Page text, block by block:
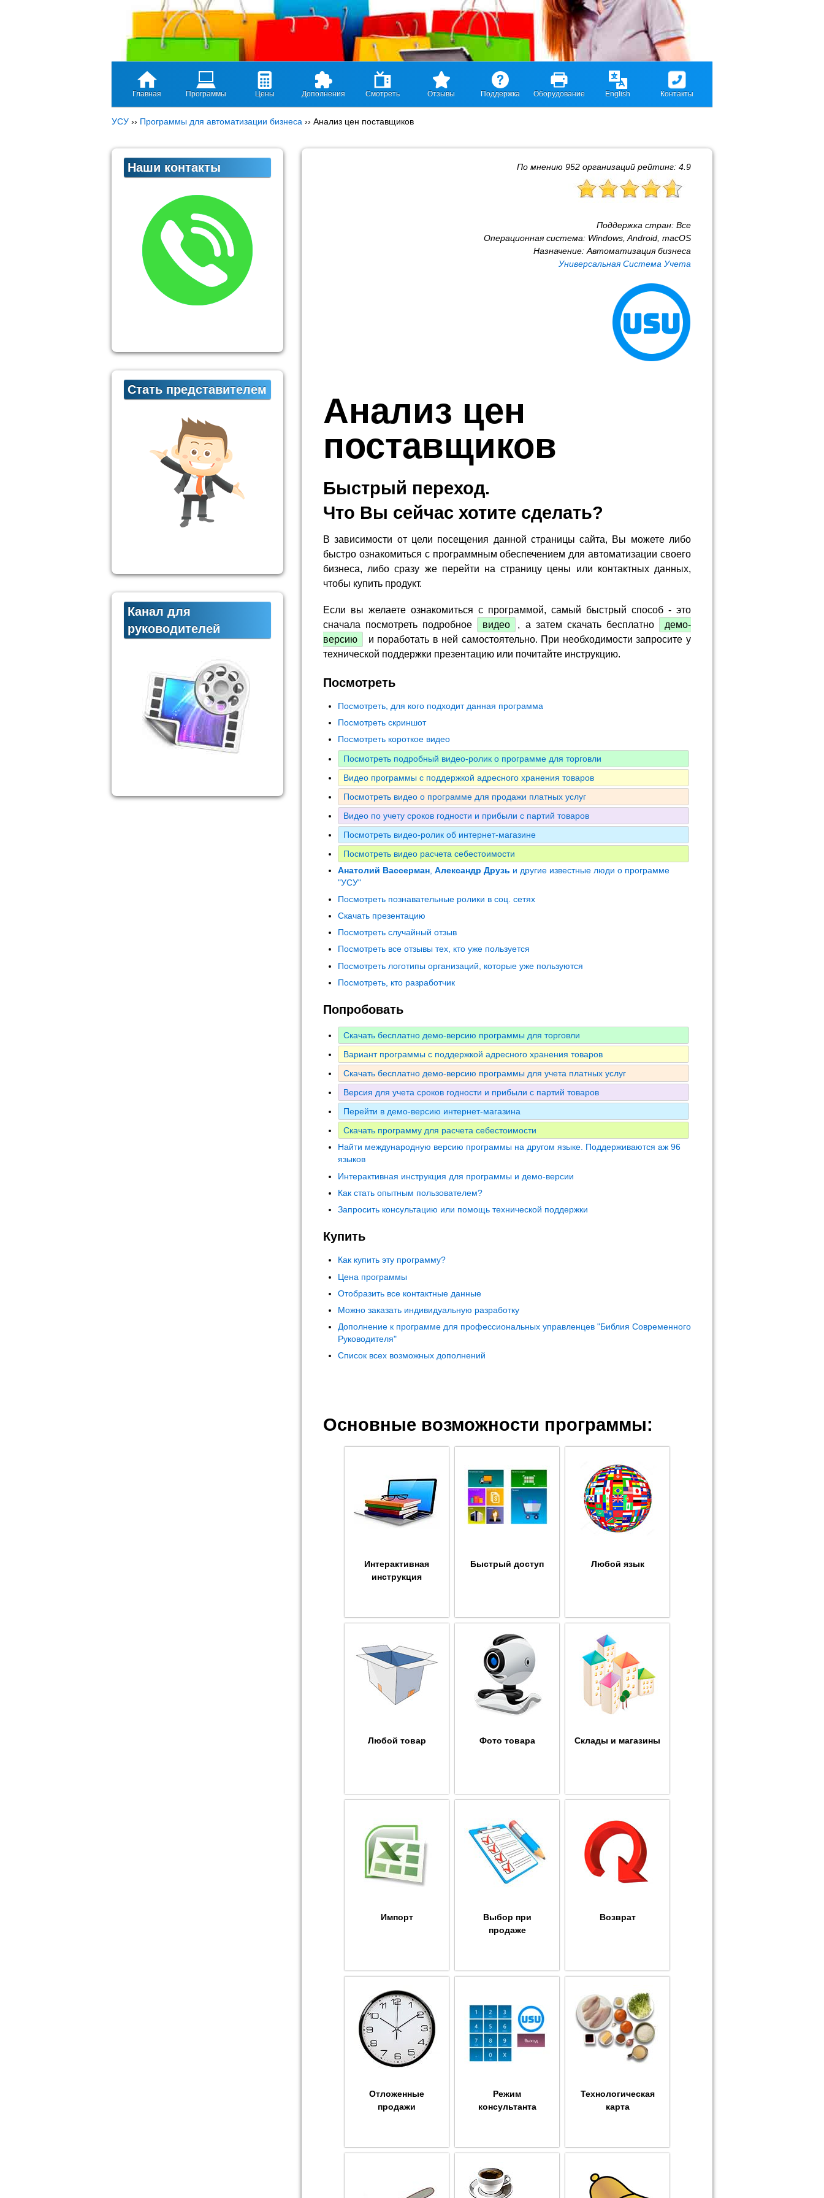
Главная Программы Цены Дополнения Смотреть Отзывы Поддержка Оборудование English Контакты
УСУ ›› Программы для автоматизации бизнеса ›› Анализ цен поставщиков
По мнению 952 организаций рейтинг: 4.9
Поддержка стран: Все
Операционная система: Windows, Android, macOS
Назначение: Автоматизация бизнеса
Универсальная Система Учета
Анализ цен
поставщиков
Быстрый переход.
Что Вы сейчас хотите сделать?
В зависимости от цели посещения данной страницы сайта, Вы можете либо
быстро ознакомиться с программным обеспечением для автоматизации своего
бизнеса, либо сразу же перейти на страницу цены или контактных данных,
чтобы купить продукт.
Если вы желаете ознакомиться с программой, самый быстрый способ - это
сначала посмотреть подробное
видео , а затем скачать бесплатно
демо-
версию
и поработать в ней самостоятельно. При необходимости запросите у
технической поддержки презентацию или почитайте инструкцию.
Посмотреть
Посмотреть, для кого подходит данная программа
Посмотреть скриншот
Посмотреть короткое видео
Посмотреть подробный видео-ролик о программе для торговли
Видео программы с поддержкой адресного хранения товаров
Посмотреть видео о программе для продажи платных услуг
Видео по учету сроков годности и прибыли с партий товаров
Посмотреть видео-ролик об интернет-магазине
Посмотреть видео расчета себестоимости
Анатолий Вассерман Александр Друзь и другие известные люди о программе
"УСУ"
Посмотреть познавательные ролики в соц. сетях
Скачать презентацию
Посмотреть случайный отзыв
Посмотреть все отзывы тех, кто уже пользуется
Посмотреть логотипы организаций, которые уже пользуются
Посмотреть, кто разработчик
Попробовать
Скачать бесплатно демо-версию программы для торговли
Вариант программы с поддержкой адресного хранения товаров
Скачать бесплатно демо-версию программы для учета платных услуг
Версия для учета сроков годности и прибыли с партий товаров
Перейти в демо-версию интернет-магазина
Скачать программу для расчета себестоимости
Найти международную версию программы на другом языке. Поддерживаются аж 96
языков
Интерактивная инструкция для программы и демо-версии
Как стать опытным пользователем?
Запросить консультацию или помощь технической поддержки
Купить
Как купить эту программу?
Цена программы
Отобразить все контактные данные
Можно заказать индивидуальную разработку
Дополнение к программе для профессиональных управленцев "Библия Современного
Руководителя"
Список всех возможных дополнений
Основные возможности программы:
Интерактивная
инструкция
Быстрый доступ Любой язык
Любой товар Фото товара Склады и магазины
Импорт
Выбор при
продаже
Возврат
Отложенные
продажи
Режим
консультанта
Технологическая
карта
Наши контакты
Стать представителем
Канал для
руководителей